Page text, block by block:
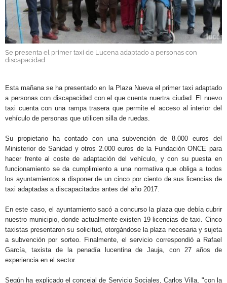
Se presenta el primer taxi de Lucena adaptado a personas con
discapacidad
Esta mañana se ha presentado en la Plaza Nueva el primer taxi adaptado
a personas con discapacidad con el que cuenta nuertra ciudad. El nuevo
taxi cuenta con una rampa trasera que permite el acceso al interior del
vehículo de personas que utilicen silla de ruedas.
Su propietario ha contado con una subvención de 8.000 euros del
Ministerior de Sanidad y otros 2.000 euros de la Fundación ONCE para
hacer frente al coste de adaptación del vehículo, y con su puesta en
funcionamiento se da cumplimiento a una normativa que obliga a todos
los ayuntamientos a disponer de un cinco por ciento de sus licencias de
taxi adaptadas a discapacitados antes del año 2017.
En este caso, el ayuntamiento sacó a concurso la plaza que debía cubrir
nuestro municipio, donde actualmente existen 19 licencias de taxi. Cinco
taxistas presentaron su solicitud, otorgándose la plaza necesaria y sujeta
a subvención por sorteo. Finalmente, el servicio correspondió a Rafael
García, taxista de la penadía lucentina de Jauja, con 27 años de
experiencia en el sector.
Según ha explicado el concejal de Servicio Sociales, Carlos Villa, "con la